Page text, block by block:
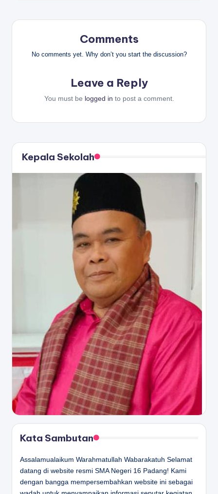
Comments
No comments yet. Why don’t you start the discussion?
Leave a Reply
You must be logged in to post a comment.
Kepala Sekolah
Kata Sambutan
Assalamualaikum Warahmatullah Wabarakatuh Selamat
datang di website resmi SMA Negeri 16 Padang! Kami
dengan bangga mempersembahkan website ini sebagai